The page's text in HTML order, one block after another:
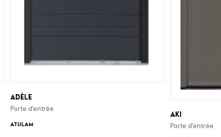
Adèle
Porte d'entrée
ATULAM
Aki
Porte d'entrée